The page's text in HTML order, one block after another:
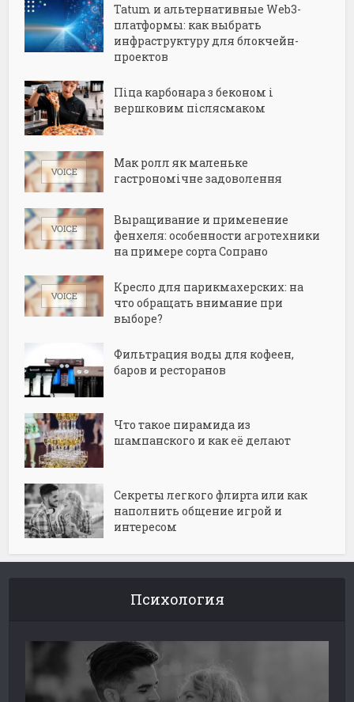
Tatum и альтернативные Web3-
платформы: как выбрать
инфраструктуру для блокчейн-
проектов
Піца карбонара з беконом і
вершковим післясмаком
Мак ролл як маленьке
гастрономічне задоволення
Выращивание и применение
фенхеля: особенности агротехники
на примере сорта Сопрано
Кресло для парикмахерских: на
что обращать внимание при
выборе?
Фильтрация воды для кофеен,
баров и ресторанов
Что такое пирамида из
шампанского и как её делают
Секреты легкого флирта или как
наполнить общение игрой и
интересом
Психология